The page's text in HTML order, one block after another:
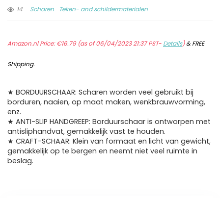
14
Scharen Teken- and schildermaterialen
Amazon.nl Price:€16.79(as of 06/04/2023 21:37 PST- Details)&FREE
Shipping.
★ BORDUURSCHAAR: Scharen worden veel gebruikt bij
borduren, naaien, op maat maken, wenkbrauwvorming,
enz.
★ ANTI-SLIP HANDGREEP: Borduurschaar is ontworpen met
antisliphandvat, gemakkelijk vast te houden.
★ CRAFT-SCHAAR: Klein van formaat en licht van gewicht,
gemakkelijk op te bergen en neemt niet veel ruimte in
beslag.